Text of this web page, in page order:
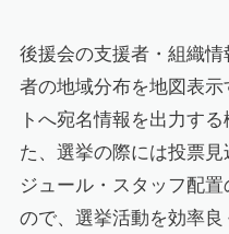
後援会の支援者・組織
者の地域分布を地図表
トへ宛名情報を出力す
た、選挙の際には投票
ジュール・スタッフ配
ので、選挙活動を効率良